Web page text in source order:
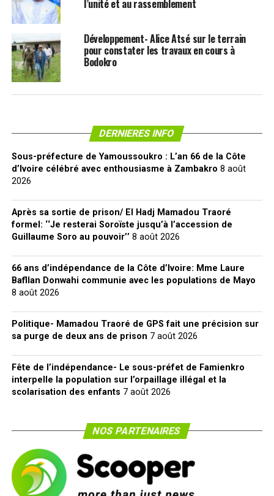
l’unité et au rassemblement
Développement- Alice Atsé sur le terrain
pour constater les travaux en cours à
Bodokro
DERNIERES INFO
Sous-préfecture de Yamoussoukro : L’an 66 de la Côte
d’Ivoire célébré avec enthousiasme à Zambakro 8 août
2026
Après sa sortie de prison/ El Hadj Mamadou Traoré
formel: ‘‘Je resterai Soroïste jusqu’à l’accession de
Guillaume Soro au pouvoir’’ 8 août 2026
66 ans d’indépendance de la Côte d’Ivoire: Mme Laure
Bafllan Donwahi communie avec les populations de Mayo
8 août 2026
Politique- Mamadou Traoré de GPS fait une précision sur
sa purge de deux ans de prison 7 août 2026
Fête de l’indépendance- Le sous-préfet de Famienkro
interpelle la population sur l’orpaillage illégal et la
scolarisation des enfants 7 août 2026
NOS PARTENAIRES